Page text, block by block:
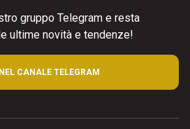
gruppo Telegram e resta
ultime novità e tendenze!
CANALE TELEGRAM